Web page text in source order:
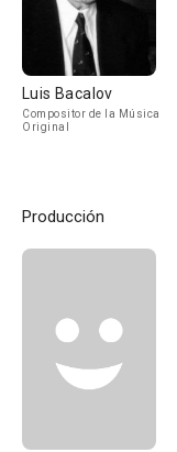
Luis Bacalov
Compositor de la Música
Original
Producción